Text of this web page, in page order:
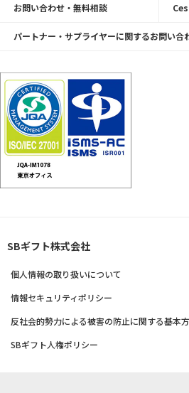
お問い合わせ・無料相談
パートナー・サプライヤーに関するお問い合
SBギフト株式会社
個人情報の取り扱いについて
情報セキュリティポリシー
反社会的勢力による被害の防止に関する基本
SBギフト人権ポリシー